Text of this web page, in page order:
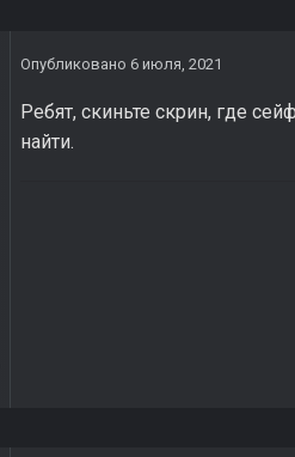
Опубликовано 6 июля, 2021
Ребят, скиньте скрин, где
найти.